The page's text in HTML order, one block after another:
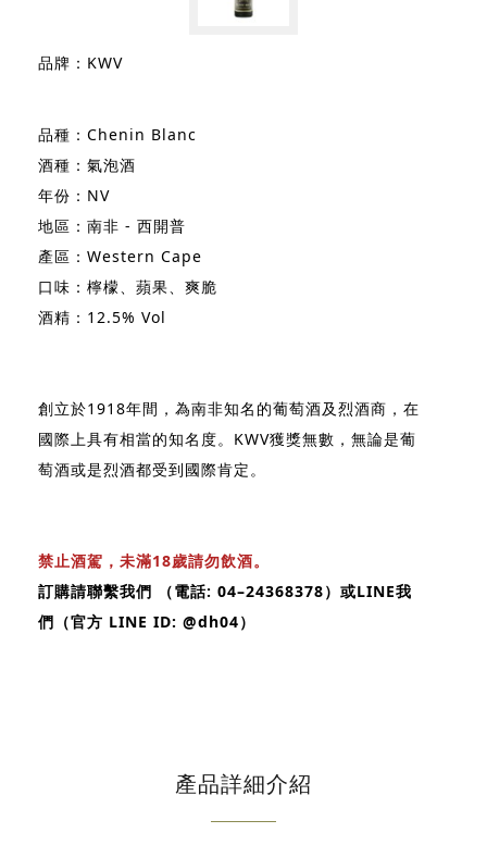
品牌：KWV
品種：Chenin Blanc
酒種：氣泡酒
年份：NV
地區：南非 - 西開普
產區：Western Cape
口味：檸檬、蘋果、爽脆
酒精：12.5% Vol
創立於1918年間，為南非知名的葡萄酒及烈酒商，在
國際上具有相當的知名度。KWV獲獎無數，無論是葡
萄酒或是烈酒都受到國際肯定。
禁止酒駕，未滿18歲請勿飲酒。
訂購請聯繫我們 （電話: 04–24368378）或LINE我
們（官方 LINE ID: @dh04）
產品詳細介紹